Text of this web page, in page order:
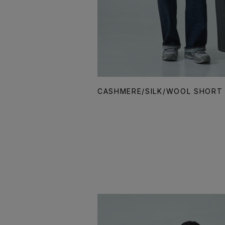
CASHMERE/SILK/WOOL